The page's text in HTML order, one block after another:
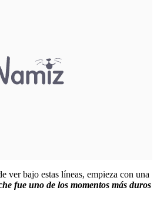
ver bajo estas líneas, empieza con una
fue uno de los momentos más duros